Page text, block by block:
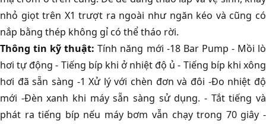
nhỏ giọt trên X1 trượt ra ngoài như ngăn kéo và cũng có
nắp bằng thép không gỉ có thể tháo rời.
Thông tin kỹ thuật: Tính năng mới -18 Bar Pump - Mồi lò
hơi tự động - Tiếng bíp khi ở nhiệt độ ủ - Tiếng bíp khi xông
hơi đã sẵn sàng -1 Xử lý với chèn đơn và đôi -Đo nhiệt độ
mới -Đèn xanh khi máy sẵn sàng sử dụng. - Tắt tiếng và
phát ra tiếng bíp nếu máy bơm vẫn chạy trong 70 giây -